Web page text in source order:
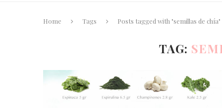
Home Tags Posts tagged with "semillas de chía"
TAG: